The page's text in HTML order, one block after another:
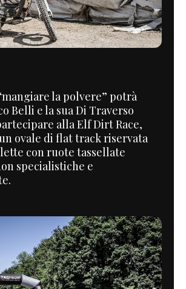
la polvere” potrà
Belli e la sua Di Traverso
alla Elf Dirt Race,
ovale di flat track riservata
con ruote tassellate
specialistiche e